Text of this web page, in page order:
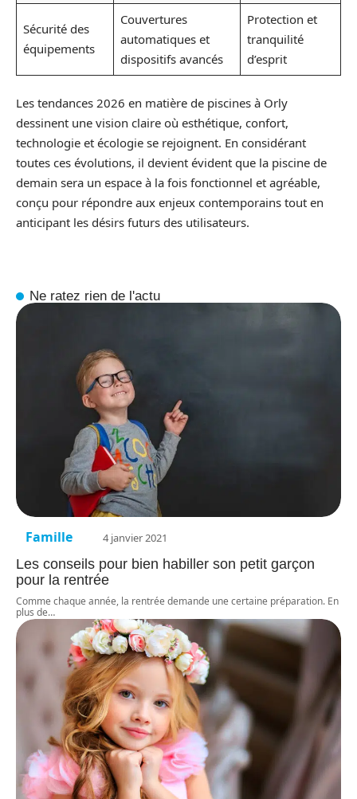
Sécurité des
équipements
Couvertures
automatiques et
dispositifs avancés
Protection et
tranquilité
d’esprit
Les tendances 2026 en matière de piscines à Orly
dessinent une vision claire où esthétique, confort,
technologie et écologie se rejoignent. En considérant
toutes ces évolutions, il devient évident que la piscine de
demain sera un espace à la fois fonctionnel et agréable,
conçu pour répondre aux enjeux contemporains tout en
anticipant les désirs futurs des utilisateurs.
Ne ratez rien de l'actu
Famille 4 janvier 2021
Les conseils pour bien habiller son petit garçon
pour la rentrée
Comme chaque année, la rentrée demande une certaine préparation. En
plus de…